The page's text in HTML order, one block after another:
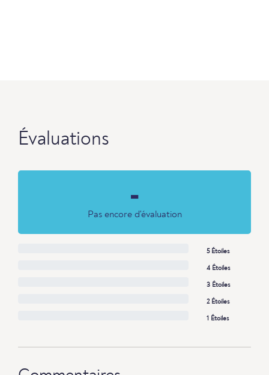
Évaluations
-
Pas encore d'évaluation
5 Étoiles
4 Étoiles
3 Étoiles
2 Étoiles
1 Étoiles